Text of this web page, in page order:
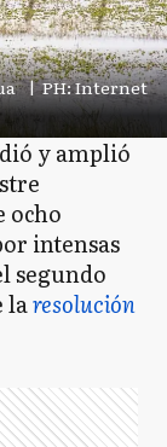
| PH: Internet
y amplió
ocho
intensas
segundo
laresolución